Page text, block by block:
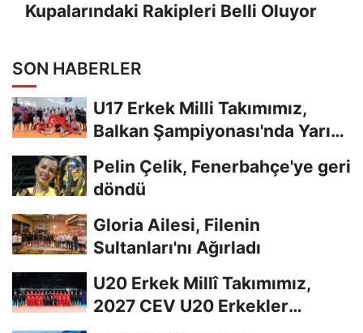
Kupalarındaki Rakipleri Belli Oluyor
SON HABERLER
U17 Erkek Milli Takımımız,
Balkan Şampiyonası'nda Yarı
Pelin Çelik, Fenerbahçe'ye geri
döndü
Gloria Ailesi, Filenin
Sultanları'nı Ağırladı
U20 Erkek Millî Takımımız,
2027 CEV U20 Erkekler